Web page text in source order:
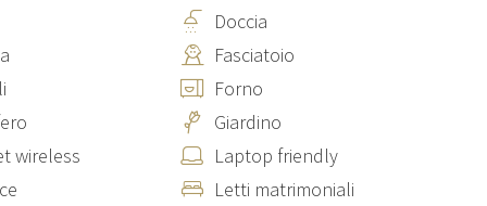
microonde, frigorifero e lavastoviglie.
formato da: due salotti con divano e tv, 4 camere
fienile, la dependance si trova a poche decine di metri dalla
con possibilità di ingressi singoli al piano.
fornita di: forno, fornelli, frigorifero, lavastoviglie, tavolo da
Doccia
Fasciatoio
Forno
Giardino
wireless
Laptop friendly
Letti matrimoniali